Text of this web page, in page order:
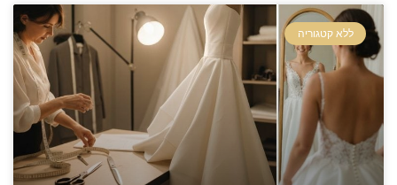
ללא קטגוריה